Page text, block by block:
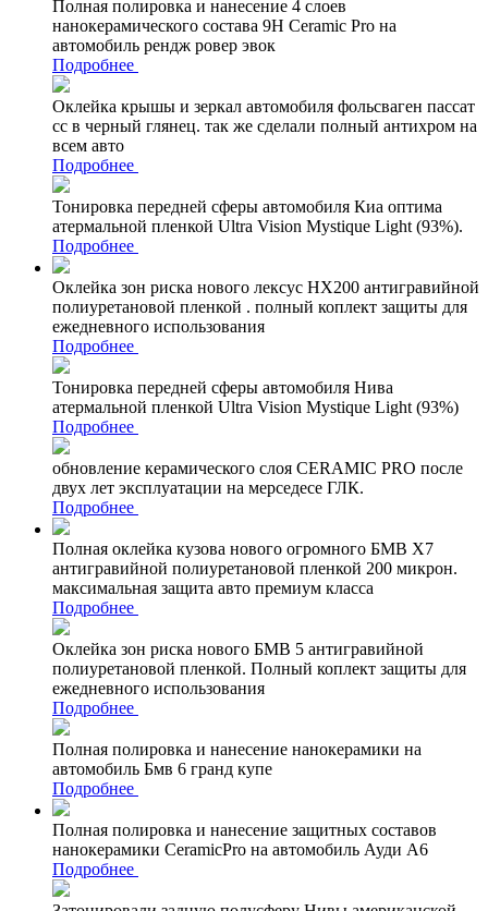
Полная полировка и нанесение 4 слоев
нанокерамического состава 9Н Ceramic Pro на
автомобиль рендж ровер эвок
Подробнее
Оклейка крышы и зеркал автомобиля фольсваген пассат
сс в черный глянец. так же сделали полный антихром на
всем авто
Подробнее
Тонировка передней сферы автомобиля Киа оптима
атермальной пленкой Ultra Vision Mystique Light (93%).
Подробнее
Оклейка зон риска нового лексус НХ200 антигравийной
полиуретановой пленкой . полный коплект защиты для
ежедневного использования
Подробнее
Тонировка передней сферы автомобиля Нива
атермальной пленкой Ultra Vision Mystique Light (93%)
Подробнее
обновление керамического слоя CERAMIC PRO после
двух лет эксплуатации на мерседесе ГЛК.
Подробнее
Полная оклейка кузова нового огромного БМВ Х7
антигравийной полиуретановой пленкой 200 микрон.
максимальная защита авто премиум класса
Подробнее
Оклейка зон риска нового БМВ 5 антигравийной
полиуретановой пленкой. Полный коплект защиты для
ежедневного использования
Подробнее
Полная полировка и нанесение нанокерамики на
автомобиль Бмв 6 гранд купе
Подробнее
Полная полировка и нанесение защитных составов
нанокерамики CeramicPro на автомобиль Ауди А6
Подробнее